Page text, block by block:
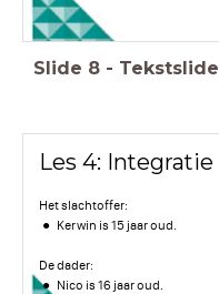
Slide 8 - Tekstslide
Les 4: Integratie
Het slachtoffer:
Kerwin is 15 jaar oud.
De dader:
Nico is 16 jaar oud.